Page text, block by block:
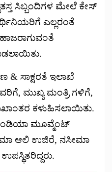
ಸಿಬ್ಬಂದಿಗಳ ಮೇಲೆ ಕೇಸ್
ಎಲ್ಲರಂತೆ
& ಸಾಕ್ಷರತೆ ಇಲಾಖೆ
ಮುಖ್ಯ ಮಂತ್ರಿ ಗಳಿಗೆ,
ಕಳುಹಿಸಲಾಯಿತು.
ಮೂವ್ಮೆಂಟ್
ಶಮಾ ಆಲಿ ಉಜಿರೆ, ನಸೀಮಾ